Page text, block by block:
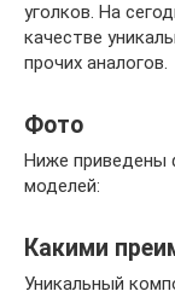
уголков. На
качестве
прочих аналогов.
Фото
Ниже приведены
моделей:
Какими
Уникальный